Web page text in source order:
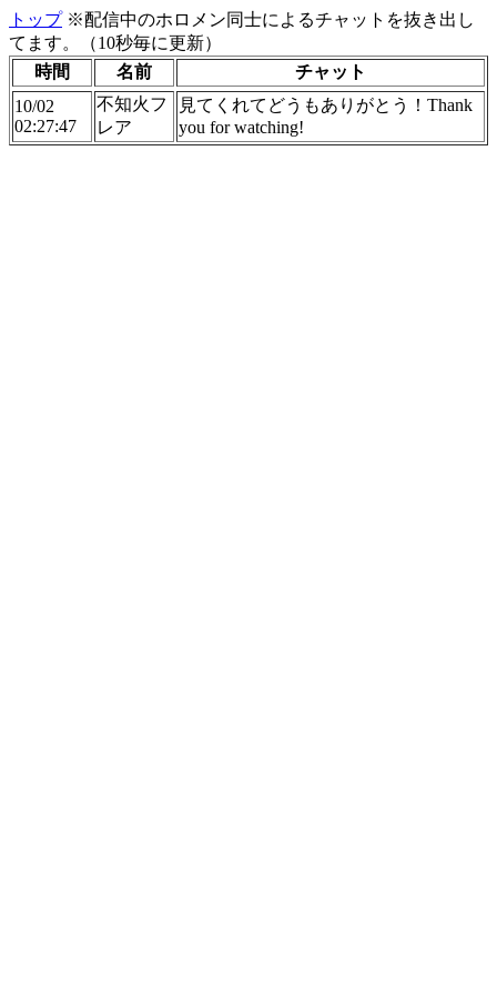
トップ※配信中のホロメン同士によるチャットを抜き出し
てます。（10秒毎に更新）
時間
名前
チャット
10/02
02:27:47
不知火フ
レア
見てくれてどうもありがとう！Thank
you for watching!